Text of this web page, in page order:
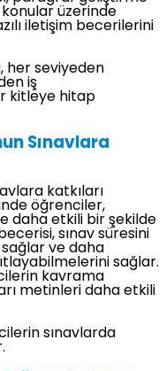
üzerinde
iletişim becerilerini
her seviyeden
iş
kitleye hitap
Sınavlara
katkıları
öğrenciler,
daha etkili bir şekilde
sınav süresini
sağlar ve daha
sağlar.
kavrama
metinleri daha etkili
sınavlarda